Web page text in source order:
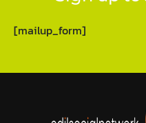
[mailup_form]